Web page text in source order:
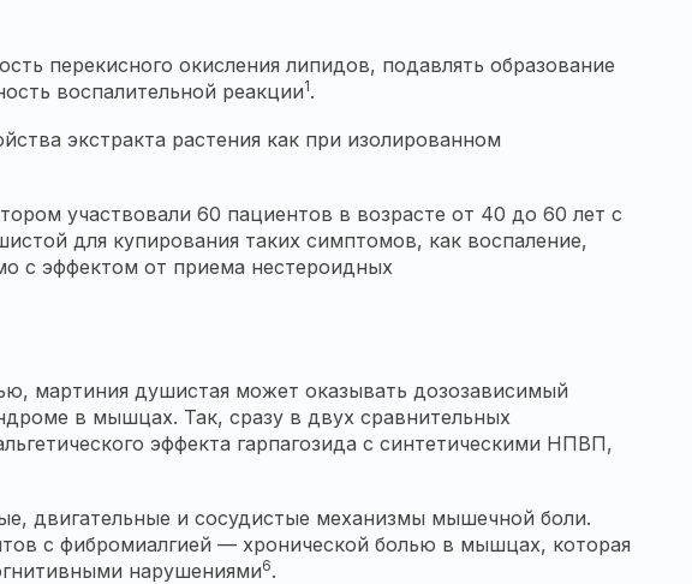
перекисного окисления липидов, подавлять образование
воспалительной реакции1.
экстракта растения как при изолированном
участвовали 60 пациентов в возрасте от 40 до 60 лет с
для купирования таких симптомов, как воспаление,
с эффектом от приема нестероидных
мартиния душистая может оказывать дозозависимый
в мышцах. Так, сразу в двух сравнительных
эффекта гарпагозида с синтетическими НПВП,
двигательные и сосудистые механизмы мышечной боли.
с фибромиалгией — хронической болью в мышцах, которая
нарушениями6.